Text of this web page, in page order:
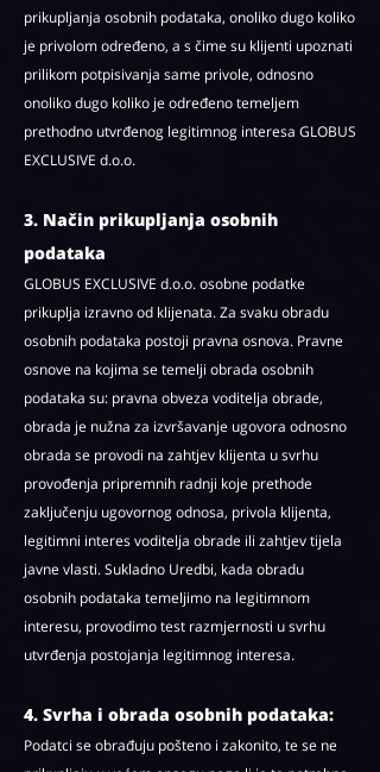
prikupljanja osobnih podataka, onoliko dugo koliko
je privolom određeno, a s čime su klijenti upoznati
prilikom potpisivanja same privole, odnosno
onoliko dugo koliko je određeno temeljem
prethodno utvrđenog legitimnog interesa GLOBUS
EXCLUSIVE d.o.o.
3. Način prikupljanja osobnih
podataka
GLOBUS EXCLUSIVE d.o.o. osobne podatke
prikuplja izravno od klijenata. Za svaku obradu
osobnih podataka postoji pravna osnova. Pravne
osnove na kojima se temelji obrada osobnih
podataka su: pravna obveza voditelja obrade,
obrada je nužna za izvršavanje ugovora odnosno
obrada se provodi na zahtjev klijenta u svrhu
provođenja pripremnih radnji koje prethode
zaključenju ugovornog odnosa, privola klijenta,
legitimni interes voditelja obrade ili zahtjev tijela
javne vlasti. Sukladno Uredbi, kada obradu
osobnih podataka temeljimo na legitimnom
interesu, provodimo test razmjernosti u svrhu
utvrđenja postojanja legitimnog interesa.
4. Svrha i obrada osobnih podataka:
Podatci se obrađuju pošteno i zakonito, te se ne